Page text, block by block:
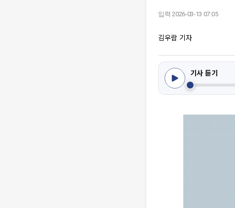
입력 2026-03-13 07:05
김우람 기자
기사 듣기